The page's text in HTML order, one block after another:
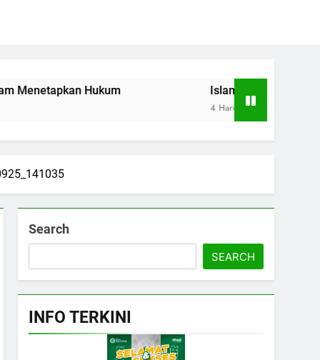
Hukum Islam Bukan Sekadar Ritual,
Search
SEARCH
INFO TERKINI